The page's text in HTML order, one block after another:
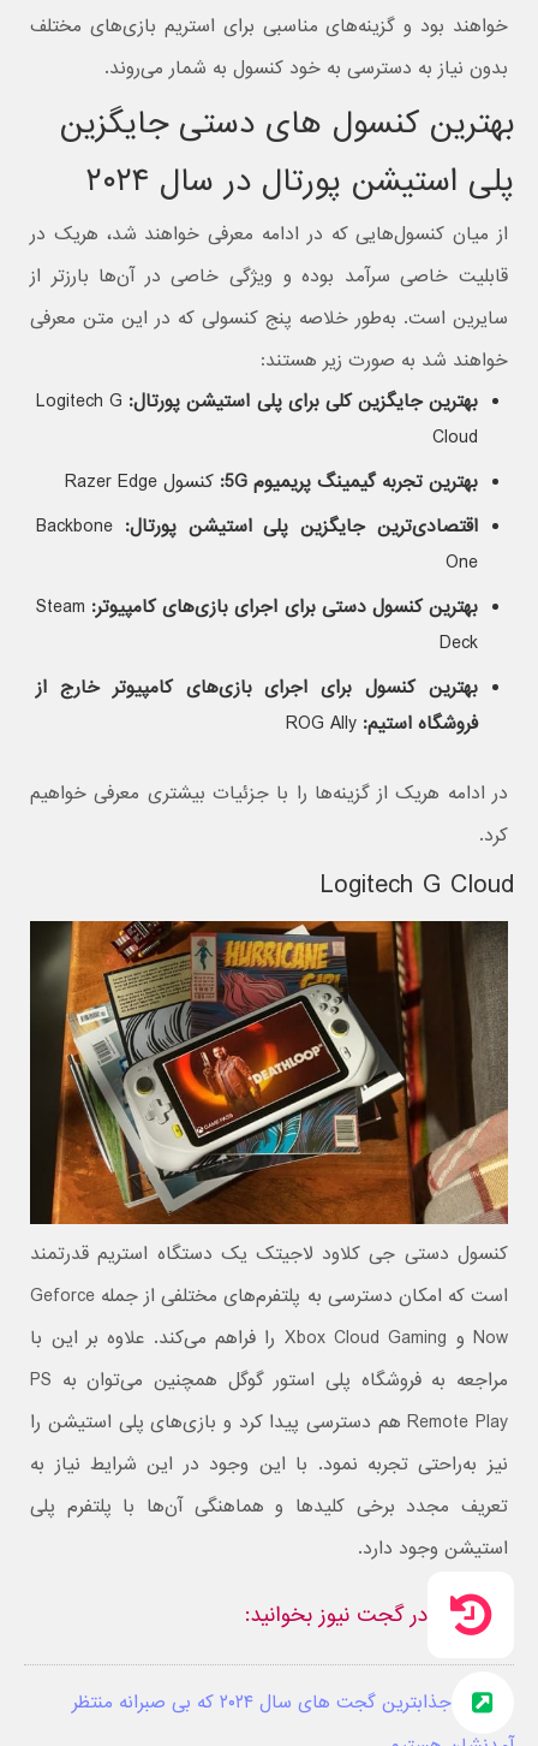
خواهند بود و گزینه‌های مناسبی برای استریم بازی‌های مختلف
بدون نیاز به دسترسی به خود کنسول به شمار می‌روند.
بهترین کنسول های دستی جایگزین
پلی استیشن پورتال در سال ۲۰۲۴
از میان کنسول‌هایی که در ادامه معرفی خواهند شد، هریک در
قابلیت خاصی سرآمد بوده و ویژگی خاصی در آن‌ها بارزتر از
سایرین است.‌ به‌طور خلاصه پنج کنسولی که در این متن معرفی
خواهند شد به صورت زیر هستند:
بهترین جایگزین کلی برای پلی استیشن پورتال: Logitech G
Cloud
بهترین تجربه گیمینگ پریمیوم 5G:
کنسول Razer Edge
اقتصادی‌ترین جایگزین پلی استیشن پورتال: Backbone
One
بهترین کنسول دستی برای اجرای بازی‌های کامپیوتر: Steam
Deck
بهترین کنسول برای اجرای بازی‌های کامپیوتر خارج از
فروشگاه استیم: ROG Ally
در ادامه هریک از گزینه‌ها را با جزئیات بیشتری معرفی خواهیم
کرد.
Logitech G Cloud
کنسول دستی جی کلاود لاجیتک یک دستگاه استریم قدرتمند
است که امکان دسترسی به پلتفرم‌های مختلفی از جمله Geforce
Now و Xbox Cloud Gaming را فراهم می‌کند. علاوه بر این با
مراجعه به فروشگاه پلی استور گوگل همچنین می‌توان به PS
Remote Play هم دسترسی پیدا کرد و بازی‌های پلی استیشن را
نیز به‌راحتی تجربه نمود. با این وجود در این شرایط نیاز به
تعریف مجدد برخی کلیدها و هماهنگی آن‌ها با پلتفرم پلی
استیشن وجود دارد.
در گجت نیوز بخوانید:
جذابترین گجت های سال ۲۰۲۴ که بی صبرانه منتظر